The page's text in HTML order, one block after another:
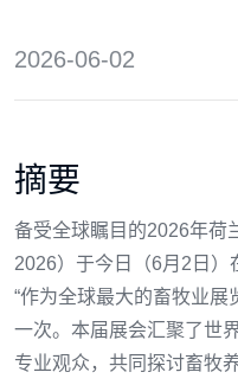
简体中文
2026-06-02
摘要
备受全球瞩目的2026年荷
2026）于今日（6月2日）
“作为全球最大的畜牧业
一次。本届展会汇聚了世
专业观众，共同探讨畜牧